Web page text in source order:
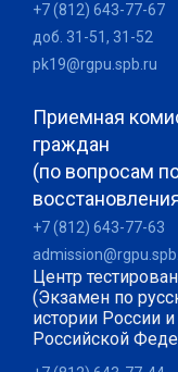
+7 (812) 643-77-67
доб. 31-51, 31-52
pk19@rgpu.spb.ru
Приемная
граждан
(по вопросам
+7 (812) 643-77-63
Центр
(Экзамен по
истории России
Российской